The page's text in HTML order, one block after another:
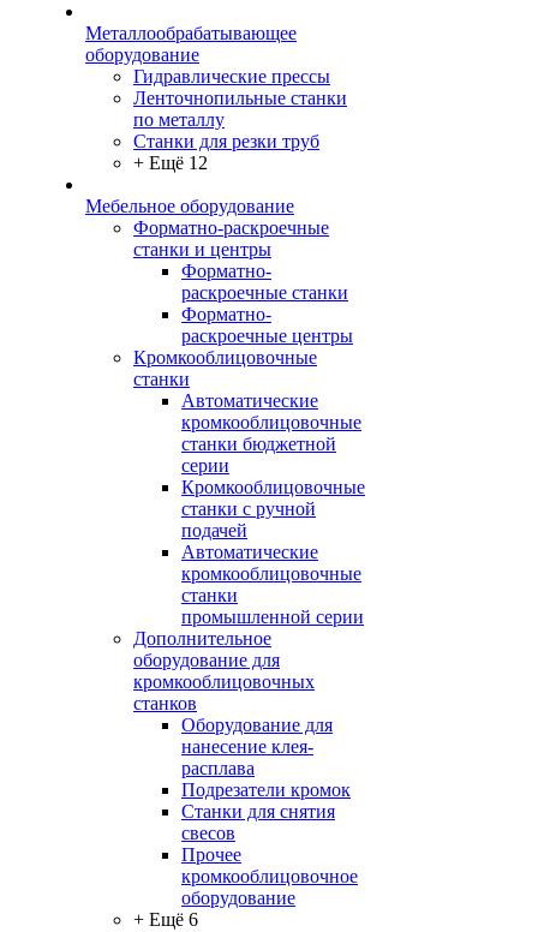
Металлообрабатывающее
оборудование
Гидравлические прессы
Ленточнопильные станки
по металлу
Станки для резки труб
+ Ещё 12
Мебельное оборудование
Форматно-раскроечные
станки и центры
Форматно-
раскроечные станки
Форматно-
раскроечные центры
Кромкооблицовочные
станки
Автоматические
кромкооблицовочные
станки бюджетной
серии
Кромкооблицовочные
станки с ручной
подачей
Автоматические
кромкооблицовочные
станки
промышленной серии
Дополнительное
оборудование для
кромкооблицовочных
станков
Оборудование для
нанесение клея-
расплава
Подрезатели кромок
Станки для снятия
свесов
Прочее
кромкооблицовочное
оборудование
+ Ещё 6